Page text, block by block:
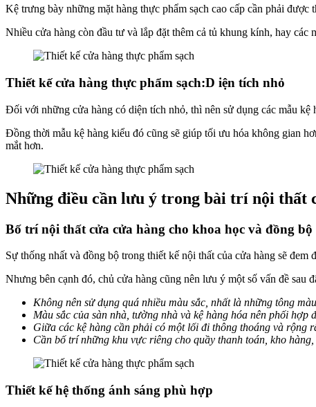
Kệ trưng bày những mặt hàng thực phẩm sạch cao cấp cần phải
Nhiều cửa hàng còn đầu tư và lắp đặt thêm cả tủ khung kính, hay
Thiết kế cửa hàng thực phẩm sạch:D iện tích nhỏ
Đối với những cửa hàng có diện tích nhỏ, thì nên sử dụng các mẫu kệ
Đồng thời mẫu kệ hàng kiểu đó cũng sẽ giúp tối ưu hóa không gian
mắt hơn.
Những điều cần lưu ý trong bài trí nội thất
Bố trí nội thất cửa cửa hàng cho khoa học và đồng bộ
Sự thống nhất và đồng bộ trong thiết kế nội thất của cửa hàng sẽ
Nhưng bên cạnh đó, chủ cửa hàng cũng nên lưu ý một số vấn đề sau
Không nên sử dụng quá nhiều màu sắc, nhất là những tông
Màu sắc của sàn nhà, tường nhà và kệ hàng hóa nên phối hợp
Giữa các kệ hàng cần phải có một lối đi thông thoáng và rộng
Cần bố trí những khu vực riêng cho quầy thanh toán, kho
Thiết kế hệ thống ánh sáng phù hợp